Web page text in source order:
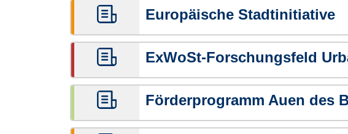
Europäische Stadtinitiative
ExWoSt-Forschungsfeld
Förderprogramm Auen des